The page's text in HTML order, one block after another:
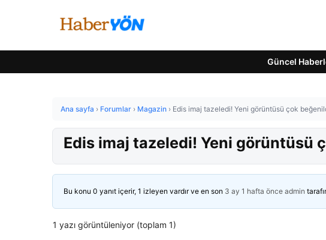
Güncel
Ana sayfa › Forumlar › Magazin › Edis imaj tazeledi! Yeni görüntüsü çok
Edis imaj tazeledi! Yeni görüntüsü
Bu konu 0 yanıt içerir, 1 izleyen vardır ve en son 3 ay 1 hafta önce admin
1 yazı görüntüleniyor (toplam 1)